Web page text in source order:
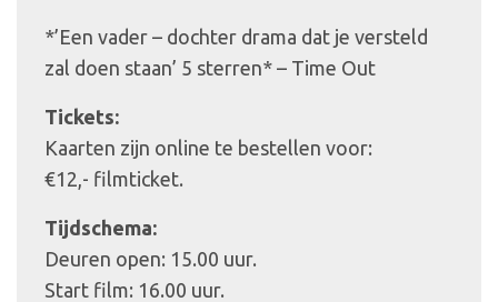
*’Een vader – dochter drama dat je versteld
zal doen staan’ 5 sterren* – Time Out
Tickets:
Kaarten zijn online te bestellen voor:
€12,- filmticket.
Tijdschema:
Deuren open: 15.00 uur.
Start film: 16.00 uur.